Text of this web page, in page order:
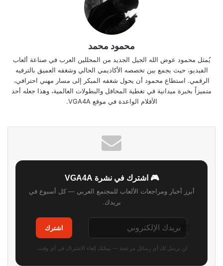
محمود محمد
يُمثل محمود عوض الله الجيل الجديد من المحللين العرب في صناعة ألعاب
الفيديو، حيث يجمع بين تخصصه الأكاديمي الحالي وشغفه العميق بالترفيه
الرقمي. استطاع محمود أن يحول شغفه المبكر إلى مسار مهني احترافي،
متميزاً بخبرة ميدانية في تغطية المحافل والبطولات العالمية، وهذا جعله أحد
الأقلام الواعدة في موقع VGA4A.
🎮 اشترك في نشرة VGA4A
أبرز أخبار ومراجعات الألعاب للمجتمع العربي — كل أسبوع في
بريدك.
اشترك
لن نرسل لك أي رسائل مزعجة — يمكنك إلغاء الاشتراك في أي وقت.